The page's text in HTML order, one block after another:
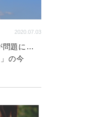
2020.07.03
問題に…
の今